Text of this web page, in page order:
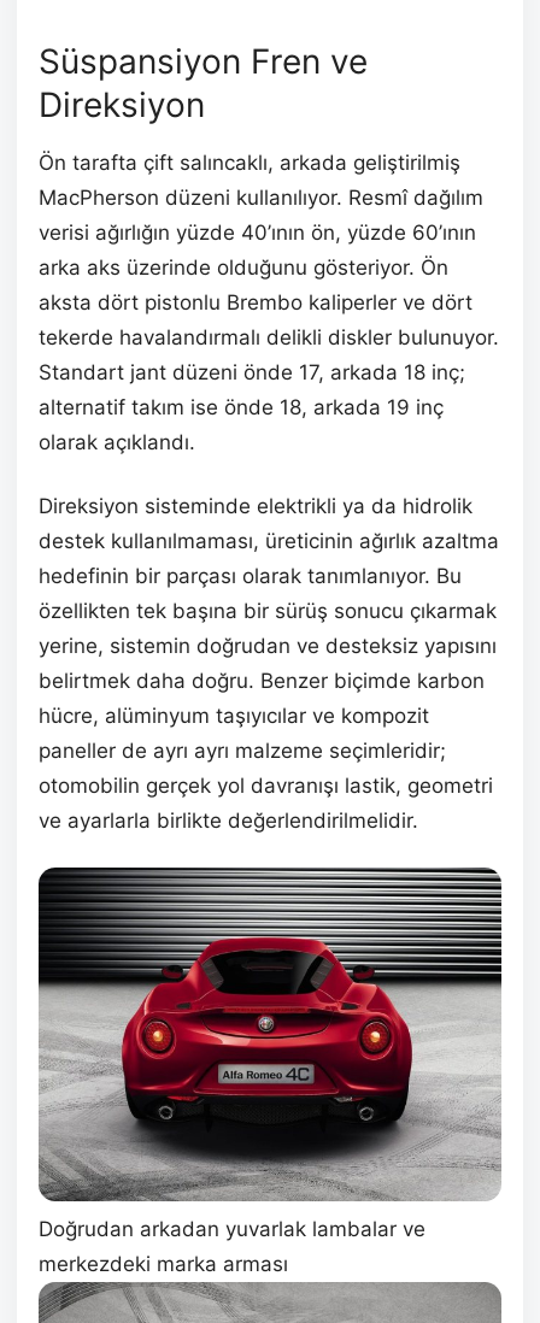
Süspansiyon Fren ve
Direksiyon
Ön tarafta çift salıncaklı, arkada geliştirilmiş
MacPherson düzeni kullanılıyor. Resmî dağılım
verisi ağırlığın yüzde 40’ının ön, yüzde 60’ının
arka aks üzerinde olduğunu gösteriyor. Ön
aksta dört pistonlu Brembo kaliperler ve dört
tekerde havalandırmalı delikli diskler bulunuyor.
Standart jant düzeni önde 17, arkada 18 inç;
alternatif takım ise önde 18, arkada 19 inç
olarak açıklandı.
Direksiyon sisteminde elektrikli ya da hidrolik
destek kullanılmaması, üreticinin ağırlık azaltma
hedefinin bir parçası olarak tanımlanıyor. Bu
özellikten tek başına bir sürüş sonucu çıkarmak
yerine, sistemin doğrudan ve desteksiz yapısını
belirtmek daha doğru. Benzer biçimde karbon
hücre, alüminyum taşıyıcılar ve kompozit
paneller de ayrı ayrı malzeme seçimleridir;
otomobilin gerçek yol davranışı lastik, geometri
ve ayarlarla birlikte değerlendirilmelidir.
Doğrudan arkadan yuvarlak lambalar ve
merkezdeki marka arması